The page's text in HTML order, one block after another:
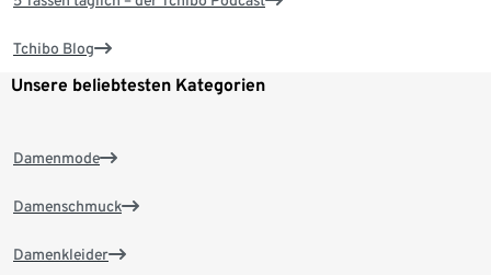
Tchibo Blog
Unsere beliebtesten Kategorien
Damenmode
Damenschmuck
Damenkleider